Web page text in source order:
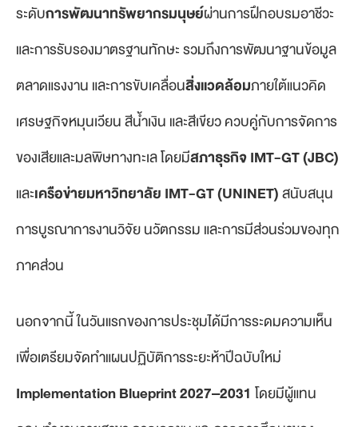
ระดับการพัฒนาทรัพยากรมนุษย์ผ่านการฝึกอบรมอาชีวะ
และการรับรองมาตรฐานทักษะ รวมถึงการพัฒนาฐานข้อมูล
ตลาดแรงงาน และการขับเคลื่อนสิ่งแวดล้อมภายใต้แนวคิด
เศรษฐกิจหมุนเวียน สีน้ำเงิน และสีเขียว ควบคู่กับการจัดการ
ของเสียและมลพิษทางทะเล โดยมีสภาธุรกิจIMT-GT(JBC)
และเครือข่ายมหาวิทยาลัย IMT-GT (UNINET)สนับสนุน
การบูรณาการงานวิจัย นวัตกรรม และการมีส่วนร่วมของทุก
ภาคส่วน
นอกจากนี้ ในวันแรกของการประชุมได้มีการระดมความเห็น
เพื่อเตรียมจัดทำแผนปฏิบัติการระยะห้าปีฉบับใหม่
Implementation Blueprint 2027–2031 โดยมีผู้แทน